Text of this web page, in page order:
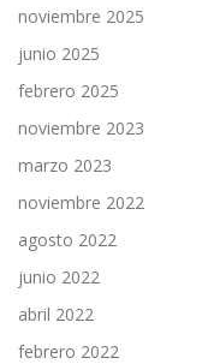
noviembre 2025
junio 2025
febrero 2025
noviembre 2023
marzo 2023
noviembre 2022
agosto 2022
junio 2022
abril 2022
febrero 2022